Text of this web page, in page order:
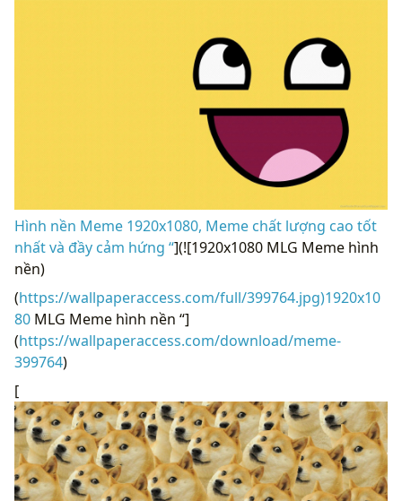
Hình nền Meme 1920x1080, Meme chất lượng cao tốt
nhất và đầy cảm hứng “](![1920x1080 MLG Meme hình
nền)
(https://wallpaperaccess.com/full/399764.jpg)1920x10
80 MLG Meme hình nền “]
(https://wallpaperaccess.com/download/meme-
399764)
[